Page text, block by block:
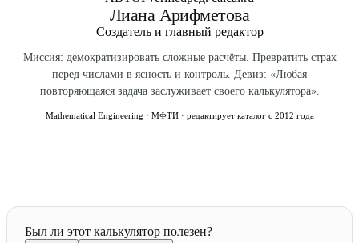
Лиана Арифметова
Создатель и главный редактор
Миссия: демократизировать сложные расчёты. Превратить страх
перед числами в ясность и контроль. Девиз: «Любая
повторяющаяся задача заслуживает своего калькулятора».
Mathematical Engineering · МФТИ · редактирует каталог с 2012 года
Был ли этот калькулятор полезен?